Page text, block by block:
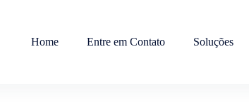
Home Entre em Contato Soluções